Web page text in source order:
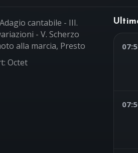
cantabile - III.
- V. Scherzo
alla marcia, Presto
Octet